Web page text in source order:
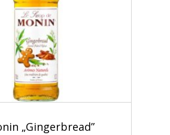
„Gingerbread”